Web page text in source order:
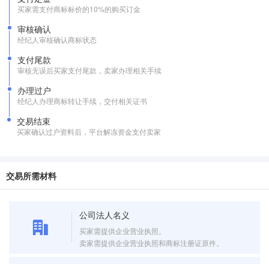
买家需支付商标标价的10%的购买订金
审核确认
经纪人审核确认商标状态
支付尾款
审核无误后买家支付尾款，卖家办理相关手续
办理过户
经纪人办理商标转让手续，交付相关证书
交易结束
买家确认过户资料后，平台解冻资金支付卖家
交易所需材料
公司法人名义
买家需提供企业营业执照。
卖家需提供企业营业执照和商标注册证原件。